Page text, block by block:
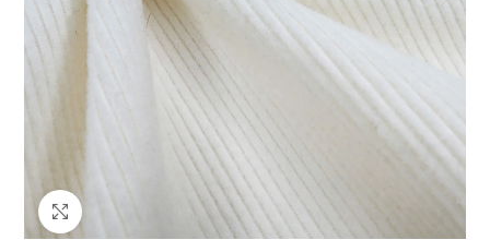
Клацніть, щоб збільшити